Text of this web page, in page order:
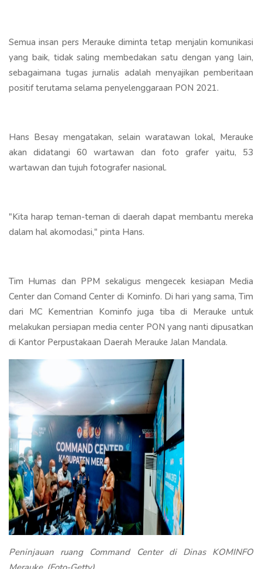
Semua insan pers Merauke diminta tetap menjalin komunikasi
yang baik, tidak saling membedakan satu dengan yang lain,
sebagaimana tugas jurnalis adalah menyajikan pemberitaan
positif terutama selama penyelenggaraan PON 2021.
Hans Besay mengatakan, selain waratawan lokal, Merauke
akan didatangi 60 wartawan dan foto grafer yaitu, 53
wartawan dan tujuh fotografer nasional.
"Kita harap teman-teman di daerah dapat membantu mereka
dalam hal akomodasi," pinta Hans.
Tim Humas dan PPM sekaligus mengecek kesiapan Media
Center dan Comand Center di Kominfo. Di hari yang sama, Tim
dari MC Kementrian Kominfo juga tiba di Merauke untuk
melakukan persiapan media center PON yang nanti dipusatkan
di Kantor Perpustakaan Daerah Merauke Jalan Mandala.
Peninjauan ruang Command Center di Dinas KOMINFO